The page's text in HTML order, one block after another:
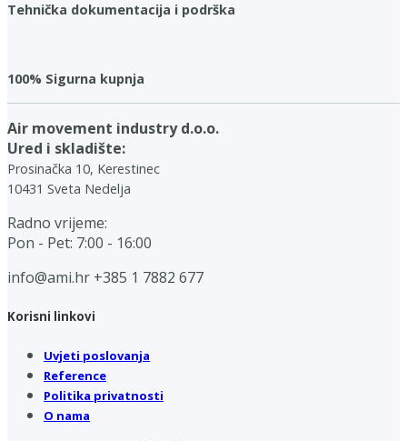
Tehnička dokumentacija i podrška
100% Sigurna kupnja
Air movement industry d.o.o.
Ured i skladište:
Prosinačka 10, Kerestinec
10431 Sveta Nedelja
Radno vrijeme:
Pon - Pet: 7:00 - 16:00
info@ami.hr +385 1 7882 677
Korisni linkovi
Uvjeti poslovanja
Reference
Politika privatnosti
O nama